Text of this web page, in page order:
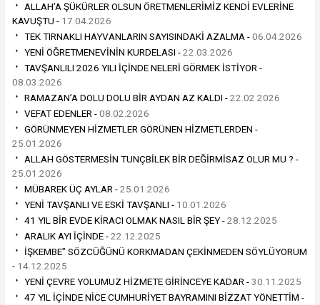
ALLAH’A ŞÜKÜRLER OLSUN ÖRETMENLERİMİZ KENDİ EVLERİNE
KAVUŞTU - 17.04.2026
TEK TIRNAKLI HAYVANLARIN SAYISINDAKİ AZALMA -06.04.2026
YENİ ÖĞRETMENEVİNİN KURDELASI -22.03.2026
TAVŞANLILI 2026 YILI İÇİNDE NELERİ GÖRMEK İSTİYOR -
08.03.2026
RAMAZAN’A DOLU DOLU BİR AYDAN AZ KALDI -22.02.2026
VEFAT EDENLER -08.02.2026
GÖRÜNMEYEN HİZMETLER GÖRÜNEN HİZMETLERDEN -
25.01.2026
ALLAH GÖSTERMESİN TUNÇBİLEK BİR DEĞİRMİSAZ OLUR MU ? -
25.01.2026
MÜBAREK ÜÇ AYLAR -25.01.2026
YENİ TAVŞANLI VE ESKİ TAVŞANLI - 10.01.2026
41 YIL BİR EVDE KİRACI OLMAK NASIL BİR ŞEY -28.12.2025
ARALIK AYI İÇİNDE -22.12.2025
İŞKEMBE” SÖZCÜĞÜNÜ KORKMADAN ÇEKİNMEDEN SÖYLÜYORUM
- 14.12.2025
YENİ ÇEVRE YOLUMUZ HİZMETE GİRİNCEYE KADAR -30.11.2025
47 YIL İÇİNDE NİCE CUMHURİYET BAYRAMINI BİZZAT YÖNETTİM -